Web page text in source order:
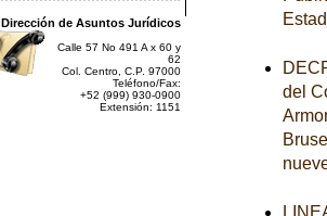
Dirección de Asuntos Jurídicos
Calle 57 No 491 A x 60 y
62
Col. Centro, C.P. 97000
Teléfono/Fax:
+52 (999) 930-0900
Extensión: 1151
del